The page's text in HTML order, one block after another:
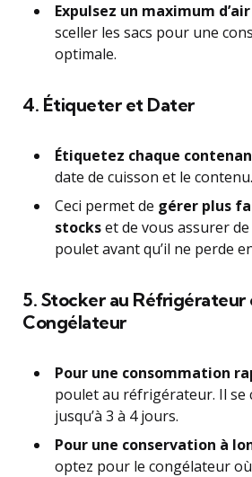
Expulsez un maximum d’air
sceller les sacs pour une
optimale.
4. Étiqueter et Dater
Étiquetez chaque
date de cuisson et le contenu.
Ceci permet de gérer plus
stockset de vous assurer
poulet avant qu’il ne perde
5. Stocker au Réfrigérateur
Congélateur
Pour une consommation
poulet au réfrigérateur. Il se
jusqu’à 3 à 4 jours.
Pour une conservation à
optez pour le congélateur